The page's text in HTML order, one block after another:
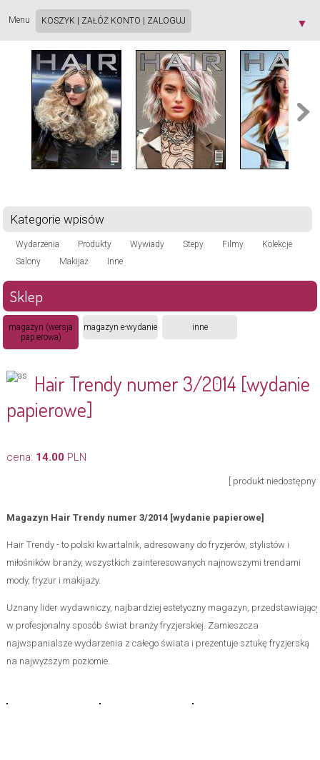
Menu ▼
KOSZYK ZAŁÓŻ KONTO ZALOGUJ
Kategorie wpisów
Wydarzenia Produkty Wywiady Stepy Filmy
Kolekcje
Salony
Makijaż Inne
Sklep
magazyn (wersja
papierowa)
magazyn e-wydanie inne
Hair Trendy numer 3/2014 [wydanie
papierowe]
cena: 14.00PLN
[ produkt niedostępny ]
Magazyn Hair Trendy numer 3/2014 [wydanie papierowe]
Hair Trendy - to polski kwartalnik, adresowany do fryzjerów, stylistów i
miłośników branży, wszystkich zainteresowanych najnowszymi trendami
mody, fryzur i makijaży.
Uznany lider wydawniczy, najbardziej estetyczny magazyn, przedstawiający
w profesjonalny sposób świat branży fryzjerskiej. Zamieszcza
najwspanialsze wydarzenia z całego świata i prezentuje sztukę fryzjerską
na najwyższym poziomie.
cookie, zgodnie z aktualnymi ustawieniami przeglądarki. Dowiedz się więcej o
Prywatności [X]